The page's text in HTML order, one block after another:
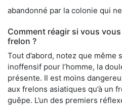
abandonné par la colonie qui
Comment réagir si vous
frelon ?
Tout d’abord, notez que
inoffensif pour l’homme, la
présente. Il est moins
aux frelons asiatiques qu’à un
guêpe. L’un des premiers